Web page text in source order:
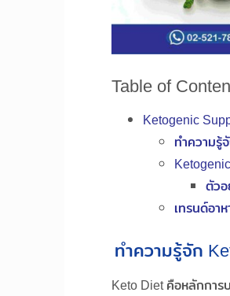
Table of
Ketogenic
ทำความรู้
ตัว
เทรนด์อา
ทำความรู้จัก
Keto Diet คือหลักการ